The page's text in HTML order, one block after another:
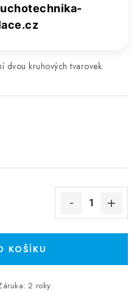
dvou kruhových tvarovek.
KOŠÍKU
: 2 roky